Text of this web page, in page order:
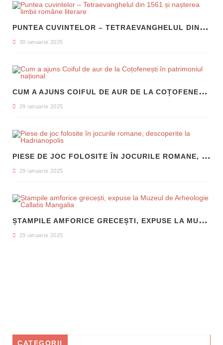
P
UNTEA CUVINTELOR – TETRAEVANGHELUL DIN 1561 ȘI NAȘTEREA LIMBII ROMÂNE LITERARE
30 ianuarie 2025
C
UM A AJUNS COIFUL DE AUR DE LA COȚOFENEȘTI ÎN PATRIMONIUL NAȚIONAL
29 ianuarie 2025
P
IESE DE JOC FOLOSITE ÎN JOCURILE ROMANE, DESCOPERITE LA HADRIANOPOLIS
29 ianuarie 2025
Ș
TAMPILE AMFORICE GRECEȘTI, EXPUSE LA MUZEUL DE ARHEOLOGIE CALLATIS MANGALIA
29 ianuarie 2025
CATEGORII